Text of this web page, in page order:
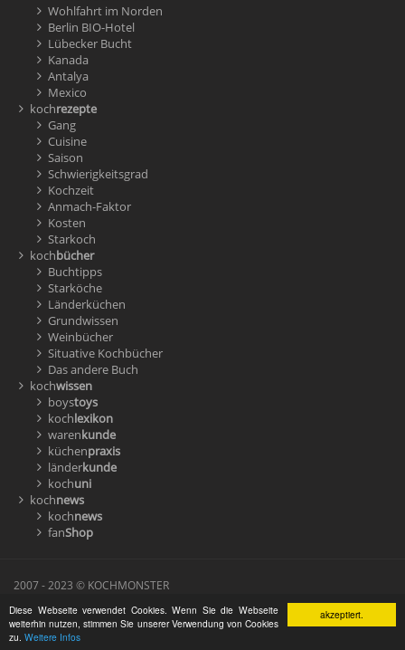
akzeptiert.
Diese Webseite verwendet Cookies. Wenn Sie die Webseite
weiterhin nutzen, stimmen Sie unserer Verwendung von Cookies
zu. Weitere Infos
Wohlfahrt im Norden
Berlin BIO-Hotel
Lübecker Bucht
Kanada
Antalya
Mexico
kochrezepte
Gang
Cuisine
Saison
Schwierigkeitsgrad
Kochzeit
Anmach-Faktor
Kosten
Starkoch
kochbücher
Buchtipps
Starköche
Länderküchen
Grundwissen
Weinbücher
Situative Kochbücher
Das andere Buch
kochwissen
boystoys
kochlexikon
warenkunde
küchenpraxis
länderkunde
kochuni
kochnews
kochnews
fanShop
2007 - 2023 © KOCHMONSTER
Suche Impressum AGBs Datenschutz
Sitemap
werben auf kochmonster